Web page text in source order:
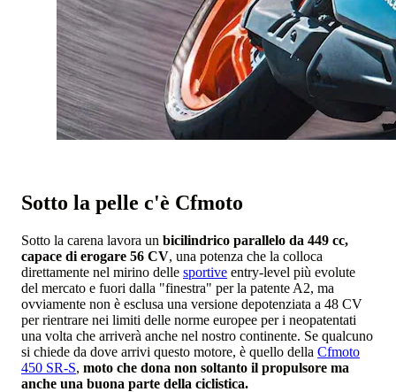
Sotto la pelle c'è Cfmoto
Sotto la carena lavora un bicilindrico parallelo da 449 cc,
capace di erogare 56 CV, una potenza che la colloca
direttamente nel mirino delle sportive entry-level più evolute
del mercato e fuori dalla "finestra" per la patente A2, ma
ovviamente non è esclusa una versione depotenziata a 48 CV
per rientrare nei limiti delle norme europee per i neopatentati
una volta che arriverà anche nel nostro continente. Se qualcuno
si chiede da dove arrivi questo motore, è quello della Cfmoto
450 SR-S, moto che dona non soltanto il propulsore ma
anche una buona parte della ciclistica.